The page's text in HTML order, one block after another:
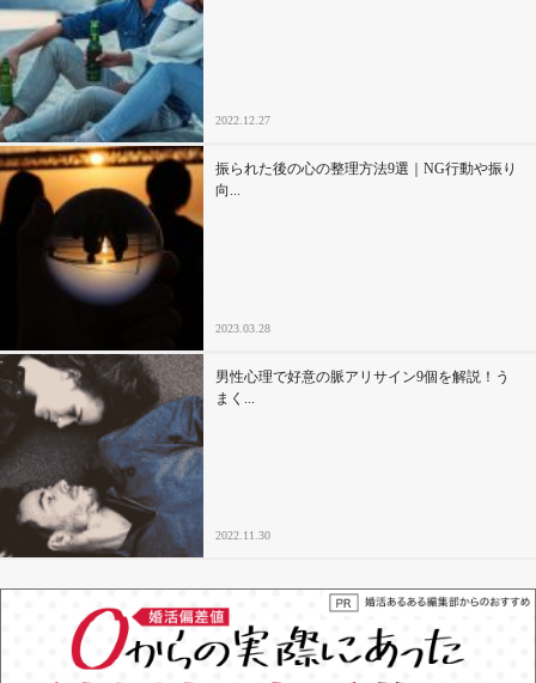
2022.12.27
振られた後の心の整理方法9選｜NG行動や振り
向...
2023.03.28
男性心理で好意の脈アリサイン9個を解説！う
まく...
2022.11.30